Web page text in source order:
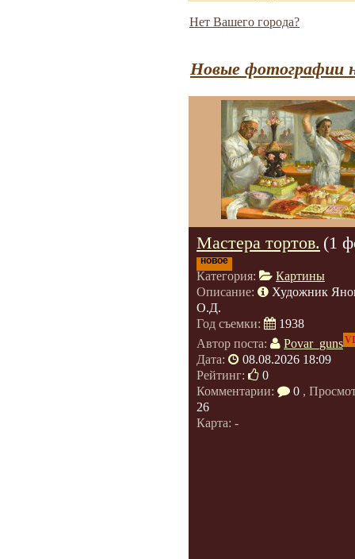
Нет Вашего города?
Новые фотографии
Мастера тортов. (1
новое
Категория:
Картины
Описание:
Художник
О.Д.
Год съемки:
1938
Автор поста:
Povar_guns
Дата:
08.08.2026 18:09
Рейтинг:
0
Комментарии:
0 ,
26
Карта: -